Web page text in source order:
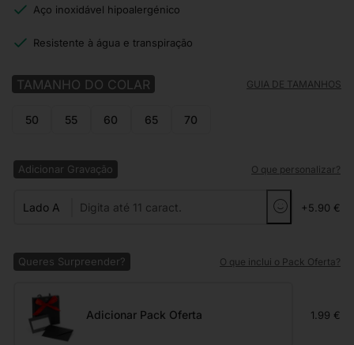
Aço inoxidável hipoalergénico
Resistente à água e transpiração
TAMANHO DO COLAR GUIA DE TAMANHOS
50 55 60 65 70
Adicionar Gravação O que personalizar?
Lado A +5.90 €
Queres Surpreender? O que inclui o Pack Oferta?
Adicionar Pack Oferta 1.99 €